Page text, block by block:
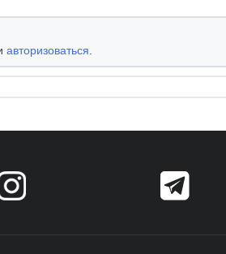
авторизоваться